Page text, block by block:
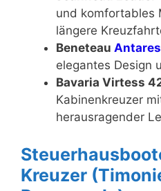
und komfortables
längere
Beneteau Antares
elegantes Design
Bavaria Virtess
Kabinenkreuzer
herausragender
Kreuzer